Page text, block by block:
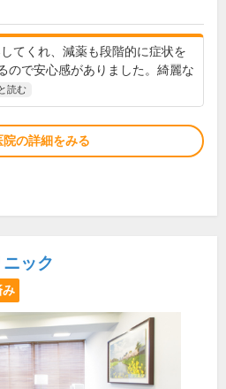
てくれ、減薬も段階的に症状を
ので安心感がありました。綺麗な
読む
院の詳細をみる
ック
み